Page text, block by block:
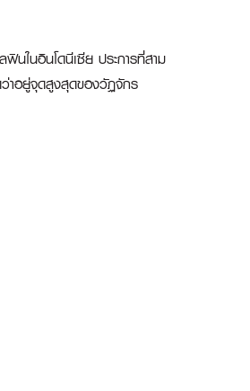
นในอินโดนีเซีย ประการที่สาม
าอยู่จุดสูงสุดของวัฏจักร